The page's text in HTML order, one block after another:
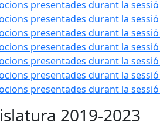
presentades durant la
presentades durant la
presentades durant la
presentades durant la
presentades durant la
presentades durant la
presentades durant la
2019-2023